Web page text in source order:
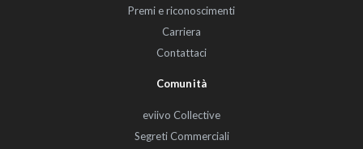
Premi e riconoscimenti
Carriera
Contattaci
Comunità
eviivo Collective
Segreti Commerciali